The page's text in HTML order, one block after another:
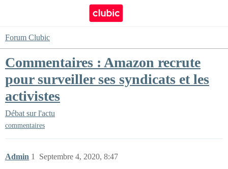
Forum Clubic
Commentaires : Amazon recrute
pour surveiller ses syndicats et les
activistes
Débat sur l'actu
commentaires
Admin Septembre 4, 2020, 8:47
1